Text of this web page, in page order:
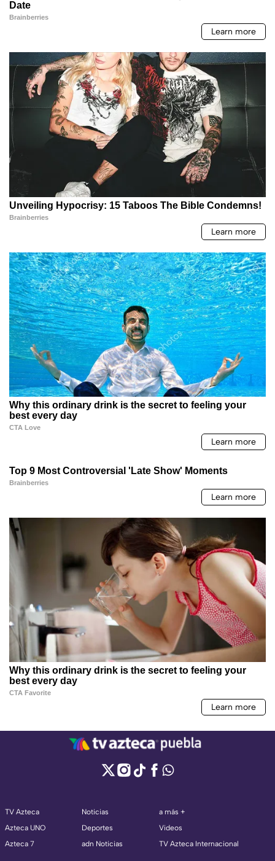
TV Azteca
Azteca UNO
Azteca 7
Noticias
Deportes
adn Noticias
a más +
Videos
TV Azteca Internacional